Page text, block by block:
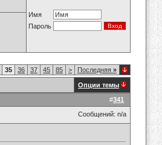
Имя
Пароль
35 36 37 45 85 > Последняя »
Опции темы
#341
Сообщений: n/a